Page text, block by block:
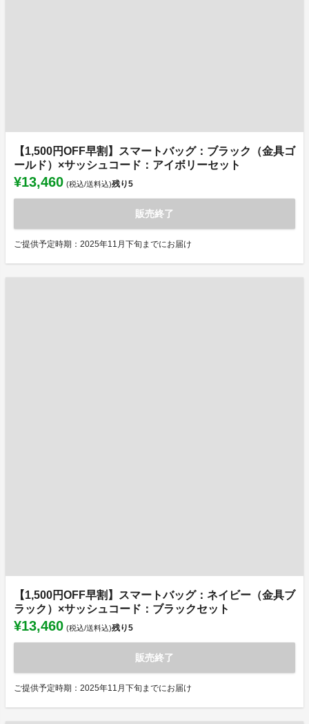
【1,500円OFF早割】スマートバッグ：ブラック（金具ゴ
ールド）×サッシュコード：アイボリーセット
¥13,460 (税込/送料込)残り5
販売終了
ご提供予定時期：2025年11月下旬までにお届け
【1,500円OFF早割】スマートバッグ：ネイビー（金具ブ
ラック）×サッシュコード：ブラックセット
¥13,460 (税込/送料込)残り5
販売終了
ご提供予定時期：2025年11月下旬までにお届け